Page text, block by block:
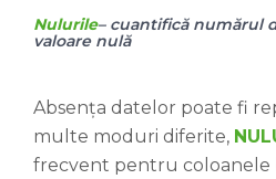
Nulurile– cuantifică numărul
valoare nulă
Absența datelor poate fi
multe moduri diferite,
frecvent pentru coloanele